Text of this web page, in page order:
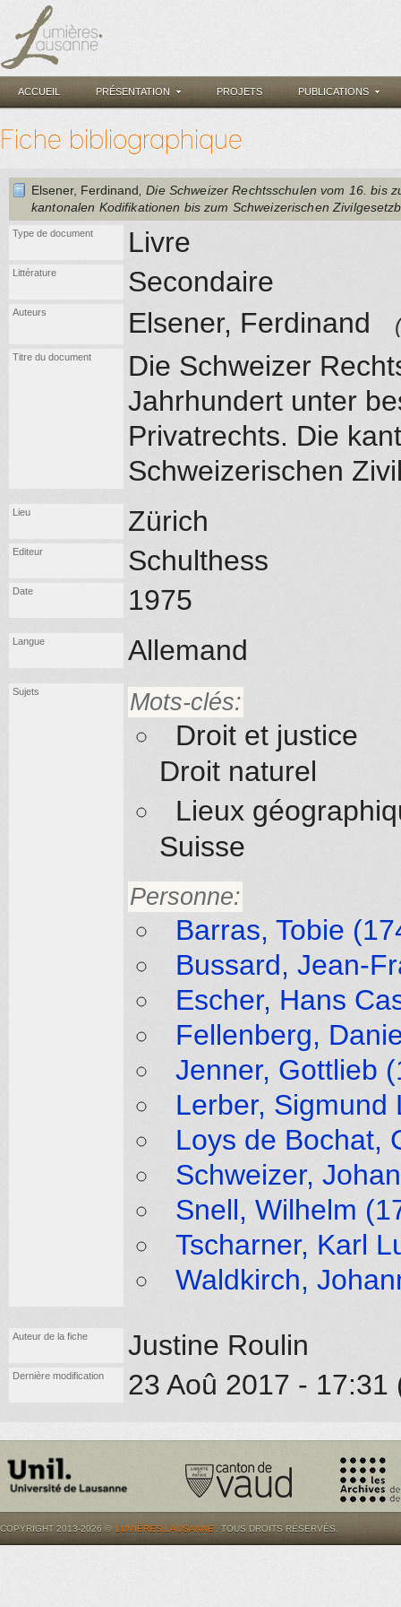
ACCUEIL PRÉSENTATION PROJETS PUBLICATIONS
Fiche bibliographique
Elsener, Ferdinand , Die Schweizer Rechtsschulen vom 16.
kantonalen Kodifikationen bis zum Schweizerischen
Type de document Livre
Littérature Secondaire
Auteurs Elsener, Ferdinand
Titre du document
Die Schweizer
Jahrhundert unter
Privatrechts. Die
Schweizerischen
Lieu Zürich
Editeur Schulthess
Date 1975
Langue Allemand
Sujets Mots-clés:
Droit et justice
Droit naturel
Lieux
Suisse
Personne:
Barras, Tobie
Bussard, Jean-
Escher, Hans
Fellenberg,
Jenner, Gottlieb
Lerber, Sigmund
Loys de Bochat,
Schweizer,
Snell, Wilhelm
Tscharner, Karl
Waldkirch,
Auteur de la fiche Justine Roulin
Dernière modification 23 Aoû 2017 - 17:31
COPYRIGHT 2013-2026 © LUMIÈRES.LAUSANNE . TOUS DROITS RÉSERVÉS.